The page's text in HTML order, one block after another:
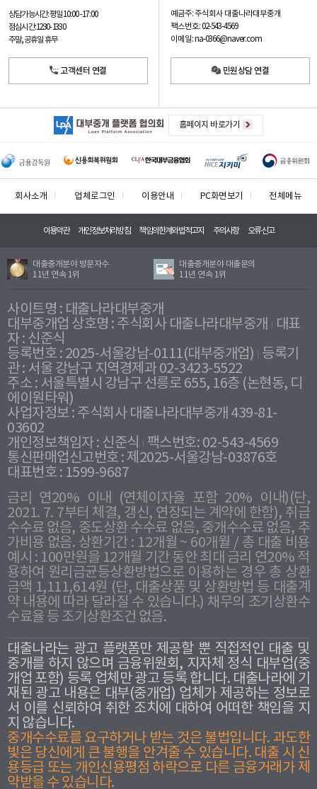
상담가능시간: 평일10:00 -17:00
점심시간: 12:30 - 13:30
주말, 공휴일 휴무
고객센터 연결
예금주: 주식회사 대출나라대부중개
팩스번호: 02-543-4569
이메일: na-0366@naver.com
민원상담 연결
홈페이지 바로가기
회사소개 업체로그인 이용안내 PC화면보기 전체메뉴
이용약관 개인정보처리방침 책임의한계와법적고지 주의사항 오류신고
대출중개분야 방문자수
11년 연속 1위
대출중개분야 대출문의
11년 연속 1위
사이트명 : 대출나라대부중개
대부중개업 상호명 : 주식회사 대출나라대부중개
대표
자 : 신준식
등록번호 : 2025-서울강남-0111(대부중개업) 등록기
관 : 서울 강남구 지역경제과 02-3423-5522
주소 : 서울특별시 강남구 선릉로 655, 16층 (논현동, 디
에이원타워)
사업자정보 : 주식회사 대출나라대부중개 439-81-
03602
개인정보책임자 : 신준식
팩스번호: 02-543-4569
통신판매업신고번호 : 제2025-서울강남-03876호
대표번호 : 1599-9687
금리 연20% 이내 (연체이자율 포함 20% 이내)(단,
2021. 7. 7부터 체결, 갱신, 연장되는 계약에 한함), 취급
수수료 없음, 중도상환 수수료 없음, 중개수수료 없음, 추
가비용 없음. 상환기간 : 12개월 ~ 60개월 / 총 대출 비용
예시 : 100만원을 12개월 기간 동안 최대 금리 연20% 적
용하여 원리금균등상환방법으로 이용하는 경우 총 상환
금액 1,111,614원 (단, 대출상품 및 상환방법 등 대출계
약 내용에 따라 달라질 수 있습니다.) 채무의 조기상환수
수료율 등 조기상환조건 없음.
대출나라는 광고 플랫폼만 제공할 뿐 직접적인 대출 및
중개를 하지 않으며 금융위원회, 지자체 정식 대부업(중
개업 포함) 등록 업체만 광고 등록 합니다. 대출나라에 기
재된 광고 내용은 대부(중개업) 업체가 제공하는 정보로
서 이를 신뢰하여 취한 조치에 대하여 어떠한 책임을 지
지 않습니다.
중개수수료를 요구하거나 받는 것은 불법입니다. 과도한
빛은 당신에게 큰 불행을 안겨줄 수 있습니다. 대출 시 신
용등급 또는 개인신용평점 하락으로 다른 금융거래가 제
약받을 수 있습니다.